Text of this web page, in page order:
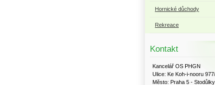
Hornické důchody
Rekreace
Kontakt
Kancelář OS PHGN
Ulice: Ke Koh-i-nooru
Město: Praha 5 - Stodůlky